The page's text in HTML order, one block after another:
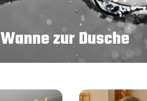
Wanne zur Dusche